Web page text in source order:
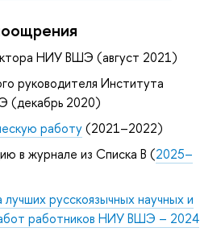
НИУ ВШЭ (август 2021)
руководителя Института
(декабрь 2020)
работу(2021–2022)
в журнале из Списка B (2025–
русскоязычных научных и
работников НИУ ВШЭ – 2024